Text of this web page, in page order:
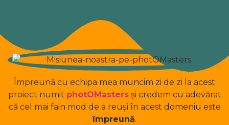
Împreună cu echipa mea muncim zi de zi la acest
proiect numit photOMastersși credem cu adevărat
că cel mai fain mod de a reuși în acest domeniu este
împreună.